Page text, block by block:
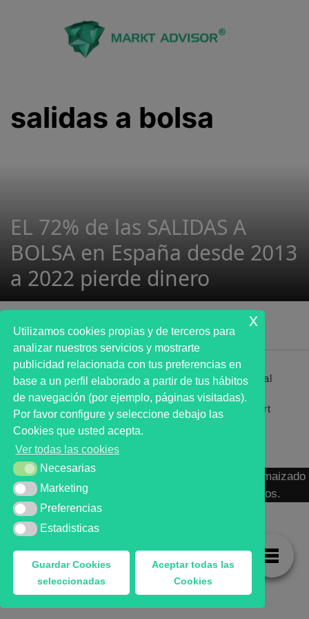
salidas a bolsa
EL 72% de las SALIDAS A
BOLSA en España desde 2013
a 2022 pierde dinero
Primer analista bursátil automatizado profesional
que ayuda a la decisión | First automated stock
markets analyst software as a desission support
system.
MARKT ADVISOR ® 2016 :: Análisis Bursátil Automaizado
de Activos Cotizados en Mercados Organizados.
Utilizamos cookies propias y de terceros para
analizar nuestros servicios y mostrarte
publicidad relacionada con tus preferencias en
base a un perfil elaborado a partir de tus hábitos
de navegación (por ejemplo, páginas visitadas).
Por favor configure y seleccione debajo las
Cookies que usted acepta.
Ver todas las cookies
NecesariasNecesarias
MarketingMarketing
Preferencias
Preferencias
Estadisticas
Estadisticas
Guardar Cookies
seleccionadas
Aceptar todas las
Cookies
x